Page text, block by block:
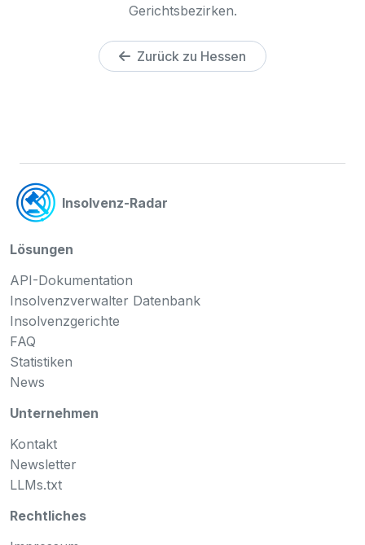
Gerichtsbezirken.
Zurück zu Hessen
Insolvenz-Radar
Lösungen
API-Dokumentation
Insolvenzverwalter Datenbank
Insolvenzgerichte
FAQ
Statistiken
News
Unternehmen
Kontakt
Newsletter
LLMs.txt
Rechtliches